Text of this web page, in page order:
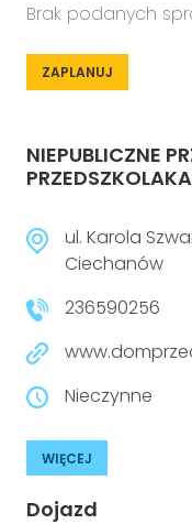
Brak podanych
ZAPLANUJ
NIEPUBLICZNE
ul. Karola
Ciechanów
236590256
Nieczynne
WIĘCEJ
Dojazd